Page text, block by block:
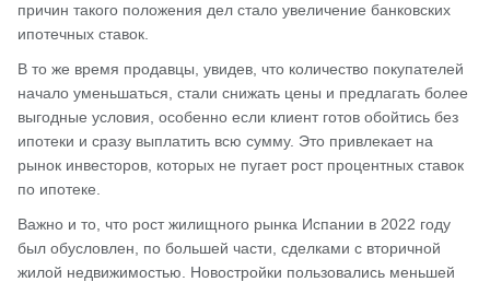
причин такого положения дел стало увеличение банковских
ипотечных ставок.
В то же время продавцы, увидев, что количество покупателей
начало уменьшаться, стали снижать цены и предлагать более
выгодные условия, особенно если клиент готов обойтись без
ипотеки и сразу выплатить всю сумму. Это привлекает на
рынок инвесторов, которых не пугает рост процентных ставок
по ипотеке.
Важно и то, что рост жилищного рынка Испании в 2022 году
был обусловлен, по большей части, сделками с вторичной
жилой недвижимостью. Новостройки пользовались меньшей